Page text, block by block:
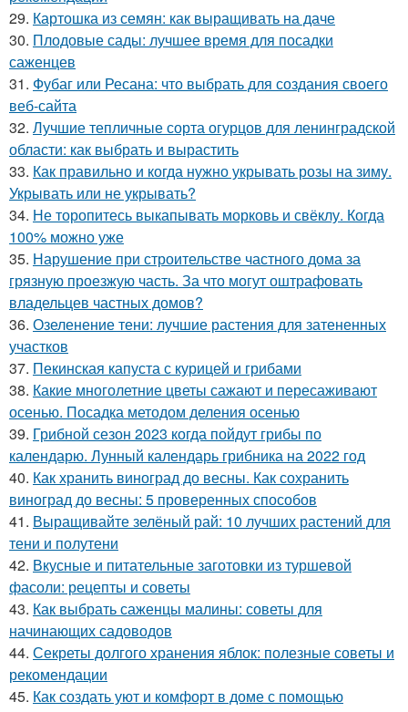
29. Картошка из семян: как выращивать на даче
30. Плодовые сады: лучшее время для посадки
саженцев
31. Фубаг или Ресана: что выбрать для создания своего
веб-сайта
32. Лучшие тепличные сорта огурцов для ленинградской
области: как выбрать и вырастить
33. Как правильно и когда нужно укрывать розы на зиму.
Укрывать или не укрывать?
34. Не торопитесь выкапывать морковь и свёклу. Когда
100% можно уже
35. Нарушение при строительстве частного дома за
грязную проезжую часть. За что могут оштрафовать
владельцев частных домов?
36. Озеленение тени: лучшие растения для затененных
участков
37. Пекинская капуста с курицей и грибами
38. Какие многолетние цветы сажают и пересаживают
осенью. Посадка методом деления осенью
39. Грибной сезон 2023 когда пойдут грибы по
календарю. Лунный календарь грибника на 2022 год
40. Как хранить виноград до весны. Как сохранить
виноград до весны: 5 проверенных способов
41. Выращивайте зелёный рай: 10 лучших растений для
тени и полутени
42. Вкусные и питательные заготовки из туршевой
фасоли: рецепты и советы
43. Как выбрать саженцы малины: советы для
начинающих садоводов
44. Секреты долгого хранения яблок: полезные советы и
рекомендации
45. Как создать уют и комфорт в доме с помощью